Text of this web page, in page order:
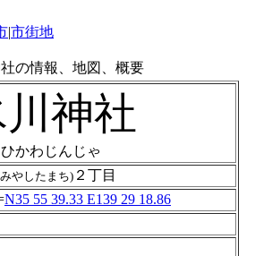
|市街地
の情報、地図、概要
神社
ひかわじんじゃ
やしたまち) ２丁目
N35 55 39.33 E139 29 18.86